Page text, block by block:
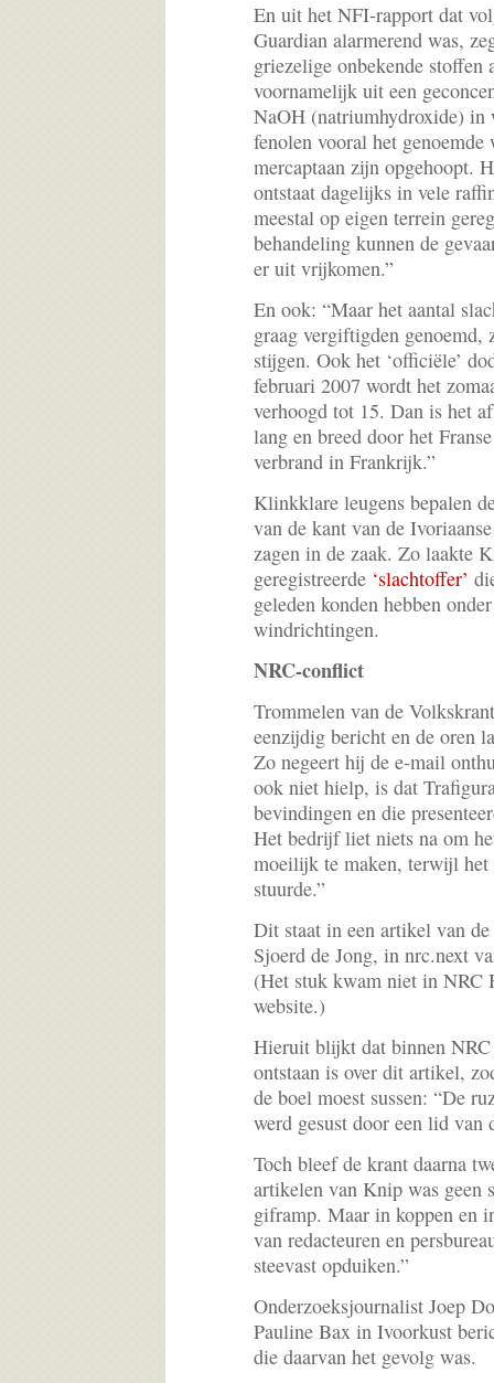
En uit het NFI-rapport dat
Guardian alarmerend was,
griezelige onbekende stoffen
voornamelijk uit een
NaOH (natriumhydroxide) in
fenolen vooral het
mercaptaan zijn opgehoopt.
ontstaat dagelijks in vele
meestal op eigen terrein
behandeling kunnen de
er uit vrijkomen.”
En ook: “Maar het aantal
graag vergiftigden
stijgen. Ook het ‘officiële’
februari 2007 wordt het
verhoogd tot 15. Dan is het
lang en breed door het
verbrand in Frankrijk.”
Klinkklare leugens bepalen
van de kant van de
zagen in de zaak. Zo laakte
geregistreerde ‘slachtoffer’
geleden konden hebben
windrichtingen.
NRC-conflict
Trommelen van de
eenzijdig bericht en de oren
Zo negeert hij de e-mail
ook niet hielp, is dat
bevindingen en die
Het bedrijf liet niets na om
moeilijk te maken, terwijl
stuurde.”
Dit staat in een artikel van
Sjoerd de Jong, in nrc.next
(Het stuk kwam niet in NRC
website.)
Hieruit blijkt dat binnen
ontstaan is over dit artikel,
de boel moest sussen: “De
werd gesust door een lid van
Toch bleef de krant daarna
artikelen van Knip was geen
giframp. Maar in koppen en
van redacteuren en
steevast opduiken.”
Onderzoeksjournalist Joep
Pauline Bax in Ivoorkust
die daarvan het gevolg was.